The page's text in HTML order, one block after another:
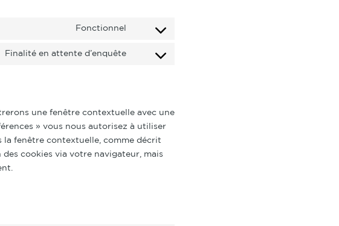
Fonctionnel
Consent
Finalité en attente d’enquête
Consent
divers
une fenêtre contextuelle avec une
» vous nous autorisez à utiliser
la fenêtre contextuelle, comme décrit
cookies via votre navigateur, mais